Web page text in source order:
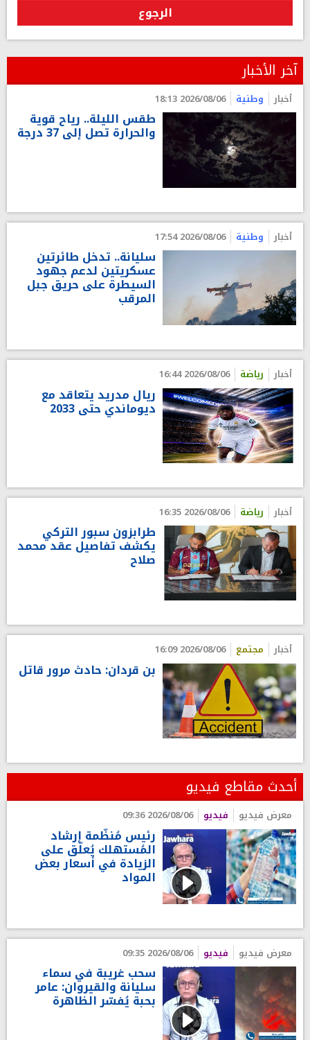
الرجوع
آخر الأخبار
أخبار وطنية 2026/08/06 18:13
طقس الليلة.. رياح قوية
والحرارة تصل إلى 37 درجة
أخبار وطنية 2026/08/06 17:54
سليانة.. تدخل طائرتين
عسكريتين لدعم جهود
السيطرة على حريق جبل
المرقب
أخبار رياضة 2026/08/06 16:44
ريال مدريد يتعاقد مع
ديوماندي حتى 2033
أخبار رياضة 2026/08/06 16:35
طرابزون سبور التركي
يكشف تفاصيل عقد محمد
صلاح
أخبار مجتمع 2026/08/06 16:09
بن قردان: حادث مرور قاتل
أحدث مقاطع فيديو
معرض فيديو فيديو 2026/08/06 09:36
رئيس مُنظّمة إرشاد
المُستهلك يُعلّق على
الزيادة في أسعار بعض
المواد
معرض فيديو فيديو 2026/08/06 09:35
سحب غريبة في سماء
سليانة والقيروان: عامر
بحبة يُفسّر الظاهرة